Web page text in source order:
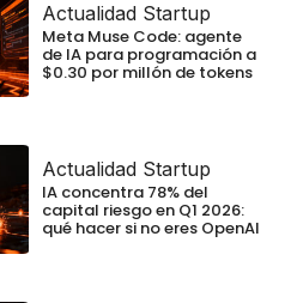
Actualidad Startup
Meta Muse Code: agente
de IA para programación a
$0.30 por millón de tokens
Actualidad Startup
IA concentra 78% del
capital riesgo en Q1 2026:
qué hacer si no eres OpenAI